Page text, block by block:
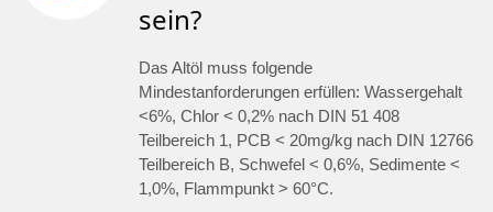
sein?
Das Altöl muss folgende
Mindestanforderungen erfüllen: Wassergehalt
<6%, Chlor < 0,2% nach DIN 51 408
Teilbereich 1, PCB < 20mg/kg nach DIN 12766
Teilbereich B, Schwefel < 0,6%, Sedimente <
1,0%, Flammpunkt > 60°C.